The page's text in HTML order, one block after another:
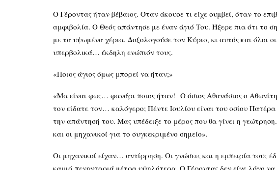
Ο Γέροντας ήταν βέβαιος. Όταν άκουσε τι είχε συμβεί, όταν το
αμφιβολία. Ο Θεός απάντησε με έναν άγιό Του. Ήξερε πια ότι το
με τα υψωμένα χέρια. Δοξολογούσε τον Κύριο, κι αυτός και
υπερβολικά… έκδηλη ενώπιόν τους.
«Ποιος άγιος όμως μπορεί να ήταν;»
«Μα είναι φως… φανάρι ποιος ήταν! Ο όσιος Αθανάσιος ο
τον είδατε τον… καλόγερο; Πέντε Ιουλίου είναι του οσίου
την απάντησή του. Μας υπέδειξε το μέρος που θα γίνει η
και οι μηχανικοί για το συγκεκριμένο σημείο».
Οι μηχανικοί είχαν… αντίρρηση. Οι γνώσεις και η εμπειρία τους
καμιά πενηνταριά μέτρα υψηλότερα. Ο Γέροντας δεν είχε λόγο